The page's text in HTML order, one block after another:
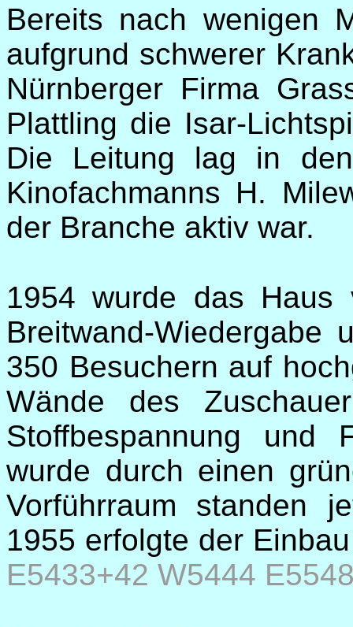
Bereits nach wenigen
aufgrund schwerer
Nürnberger Firma
Plattling die Isar-
Die Leitung lag in
Kinofachmanns H.
der Branche aktiv war.
1954 wurde das Haus
Breitwand-Wiedergabe
350 Besuchern auf
Wände des
Stoffbespannung und
wurde durch einen
Vorführraum standen
1955 erfolgte der
E5433+42 W5444